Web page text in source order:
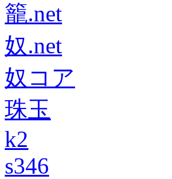
籠.net
奴.net
奴コア
珠玉
k2
s346